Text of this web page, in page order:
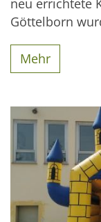
Göttelborn
Mehr